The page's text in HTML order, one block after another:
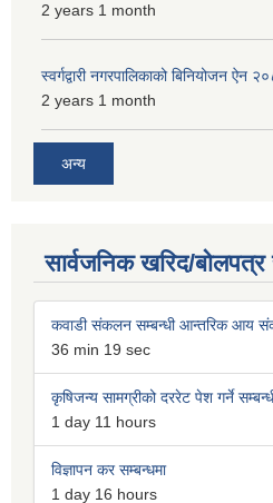
2 years 1 month
स्वर्गद्वारी नगरपालिकाको बिनियोजन ऐन
2 years 1 month
अन्य
सार्वजनिक खरिद/
कवाडी संकलन सम्बन्धी आन्तरिक आय
36 min 19 sec
कृषिजन्य सामग्रीको दररेट पेश गर्ने
1 day 11 hours
विज्ञापन कर सम्बन्धमा
1 day 16 hours